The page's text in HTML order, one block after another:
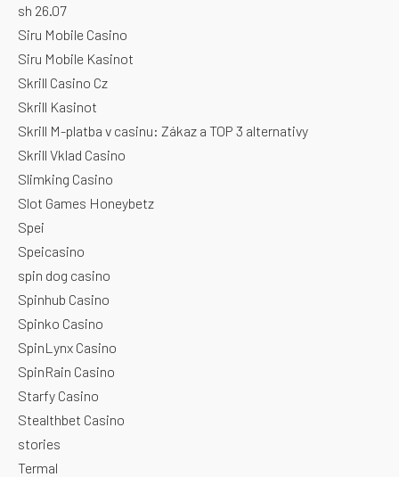
sh 26.07
Siru Mobile Casino
Siru Mobile Kasinot
Skrill Casino Cz
Skrill Kasinot
Skrill M-platba v casinu: Zákaz a TOP 3 alternativy
Skrill Vklad Casino
Slimking Casino
Slot Games Honeybetz
Spei
Speicasino
spin dog casino
Spinhub Casino
Spinko Casino
SpinLynx Casino
SpinRain Casino
Starfy Casino
Stealthbet Casino
stories
Termal